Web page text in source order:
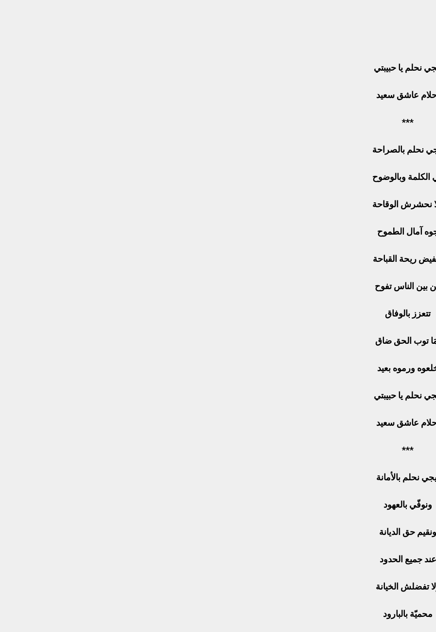
نحلم يا حبيبتي
عاشق سعيد
***
نحلم بالصراحة
الكلمة وبالوضوح
نحشرش الوقاحة
آمال الطموح
ريحة القباحة
بين الناس تفوح
تتعزز بالوفاق
توب الحق ضاق
ورموه بعيد
نحلم يا حبيبتي
عاشق سعيد
***
نحلم بالأمانة
ونوفّي بالعهود
ونقيم حق الديانة
عند جميع الحدود
تفضلش الخيانة
محميّة بالبارود